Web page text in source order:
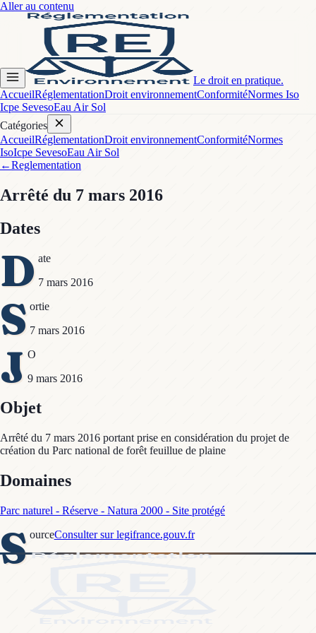
Aller au contenu
Le droit en pratique.
AccueilRéglementationDroit environnementConformitéNormes Iso
Icpe SevesoEau Air Sol
Catégories
AccueilRéglementationDroit environnementConformitéNormes
IsoIcpe SevesoEau Air Sol
←Reglementation
Arrêté du 7 mars 2016
Dates
D ate
7 mars 2016
S ortie
7 mars 2016
J O
9 mars 2016
Objet
Arrêté du 7 mars 2016 portant prise en considération du projet de
création du Parc national de forêt feuillue de plaine
Domaines
Parc naturel - Réserve - Natura 2000 - Site protégé
S ourceConsulter sur legifrance.gouv.fr